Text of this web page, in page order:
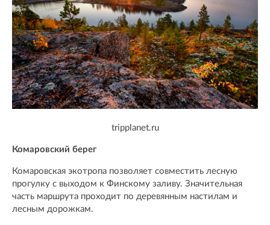
tripplanet.ru
Комаровский берег
Комаровская экотропа позволяет совместить лесную
прогулку с выходом к Финскому заливу. Значительная
часть маршрута проходит по деревянным настилам и
лесным дорожкам.